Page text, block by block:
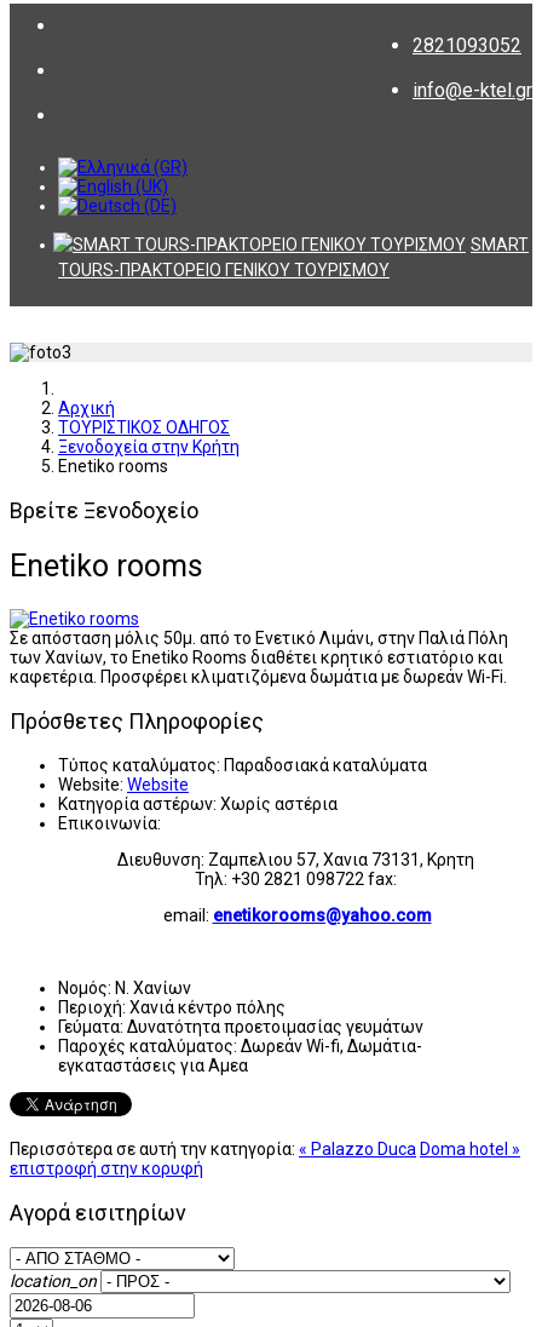
2821093052
info@e-ktel.gr
SMART
TOURS-ΠΡΑΚΤΟΡΕΙΟ ΓΕΝΙΚΟΥ ΤΟΥΡΙΣΜΟΥ
Αρχική
ΤΟΥΡΙΣΤΙΚΟΣ ΟΔΗΓΟΣ
Ξενοδοχεία στην Κρήτη
Enetiko rooms
Βρείτε Ξενοδοχείο
Enetiko rooms
Σε απόσταση μόλις 50μ. από το Ενετικό Λιμάνι, στην Παλιά Πόλη
των Χανίων, το Enetiko Rooms διαθέτει κρητικό εστιατόριο και
καφετέρια. Προσφέρει κλιματιζόμενα δωμάτια με δωρεάν Wi-Fi.
Πρόσθετες Πληροφορίες
Τύπος καταλύματος: Παραδοσιακά καταλύματα
Website: Website
Κατηγορία αστέρων: Χωρίς αστέρια
Επικοινωνία:
Διευθυνση: Ζαμπελιου 57, Χανια 73131, Κρητη
Τηλ: +30 2821 098722 fax:
email: enetikorooms@yahoo.com
Νομός: Ν. Χανίων
Περιοχή: Χανιά κέντρο πόλης
Γεύματα: Δυνατότητα προετοιμασίας γευμάτων
Παροχές καταλύματος: Δωρεάν Wi-fi, Δωμάτια-
εγκαταστάσεις για Αμεα
Περισσότερα σε αυτή την κατηγορία: « Palazzo Duca Doma hotel »
επιστροφή στην κορυφή
Αγορά εισιτηρίων
location_on